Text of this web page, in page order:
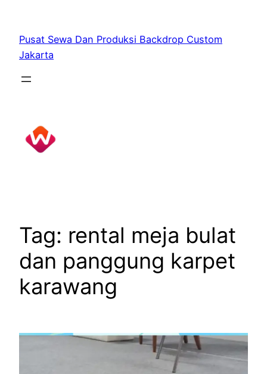
content
Pusat Sewa Dan Produksi Backdrop Custom
Jakarta
Tag: rental meja bulat
dan panggung karpet
karawang